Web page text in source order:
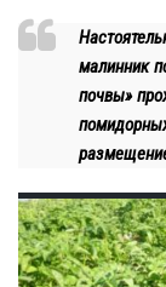
малинник
почвы»